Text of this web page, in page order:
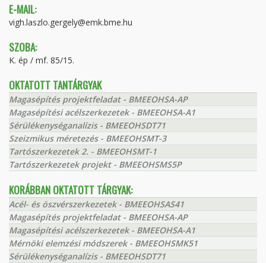
E-MAIL:
vigh.laszlo.gergely@emk.bme.hu
SZOBA:
K. ép / mf. 85/15.
OKTATOTT TANTÁRGYAK
Magasépítés projektfeladat - BMEEOHSA-AP
Magasépítési acélszerkezetek - BMEEOHSA-A1
Sérülékenységanalízis - BMEEOHSDT71
Szeizmikus méretezés - BMEEOHSMT-3
Tartószerkezetek 2. - BMEEOHSMT-1
Tartószerkezetek projekt - BMEEOHSMS5P
KORÁBBAN OKTATOTT TÁRGYAK:
Acél- és öszvérszerkezetek - BMEEOHSAS41
Magasépítés projektfeladat - BMEEOHSA-AP
Magasépítési acélszerkezetek - BMEEOHSA-A1
Mérnöki elemzési módszerek - BMEEOHSMK51
Sérülékenységanalízis - BMEEOHSDT71